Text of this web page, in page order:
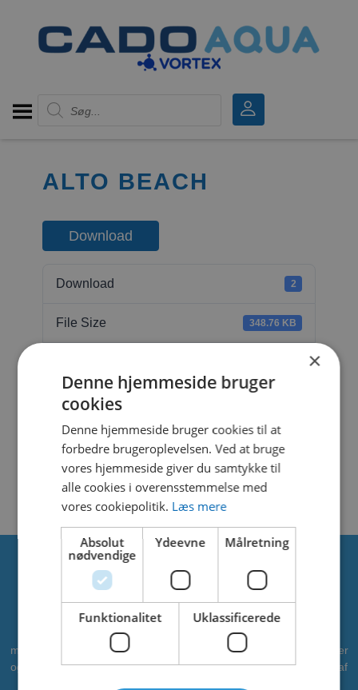
Products search
ALTO BEACH
Download
Download 2
File Size 348.76 KB
Create Date
Last Updated
ALTO BEACH
Om os
CADO er en professionel leverandør af vandleg, legepladser og
meget mere. Vi har leveret vandleg til kommuner, zoologiske haver
og campingpladser. Vi ønsker at bidrage som partner i alle faser af
×
Denne hjemmeside bruger
cookies
Denne hjemmeside bruger cookies til at
forbedre brugeroplevelsen. Ved at bruge
vores hjemmeside giver du samtykke til
alle cookies i overensstemmelse med
vores cookiepolitik. Læs mere
Absolut
nødvendige
Ydeevne Målretning
Funktionalitet Uklassificerede